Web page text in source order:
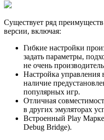
Существует ряд
версии, включая:
Гибкие настройки
задать параметры,
не очень
Настройка
наличие
популярных игр.
Отличная
в других эмуляторах
Встроенный Play
Debug Bridge).